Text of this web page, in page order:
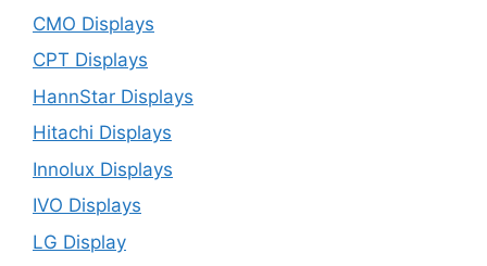
CMO Displays
CPT Displays
HannStar Displays
Hitachi Displays
Innolux Displays
IVO Displays
LG Display